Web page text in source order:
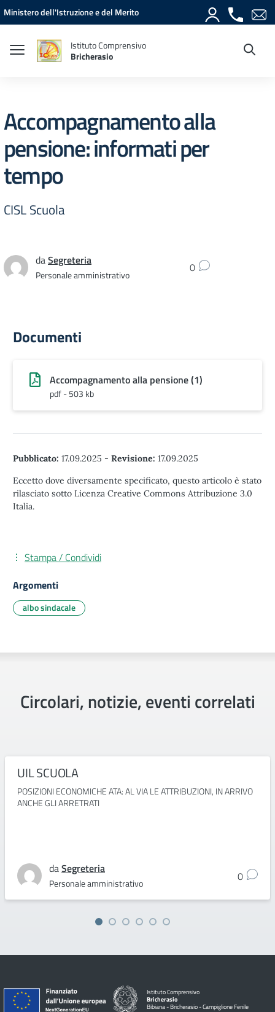
Vai ai contenuti
Vai al menu di navigazione
Vai al footer
Ministero dell'Istruzione e del Merito
Istituto Comprensivo
Bricherasio
Accompagnamento alla
pensione: informati per
tempo
CISL Scuola
daSegreteria
Personale amministrativo 0
Documenti
Accompagnamento alla pensione (1)
pdf - 503 kb
Pubblicato: 17.09.2025 - Revisione: 17.09.2025
Eccetto dove diversamente specificato, questo articolo è stato
rilasciato sotto Licenza Creative Commons Attribuzione 3.0
Italia.
Stampa / Condividi
Argomenti
albo sindacale
Circolari, notizie, eventi correlati
UIL SCUOLA
POSIZIONI ECONOMICHE ATA: AL VIA LE ATTRIBUZIONI, IN ARRIVO
ANCHE GLI ARRETRATI
daSegreteria
Personale amministrativo 0
Istituto Comprensivo
Bricherasio
Bibiana - Bricherasio - Campiglione Fenile